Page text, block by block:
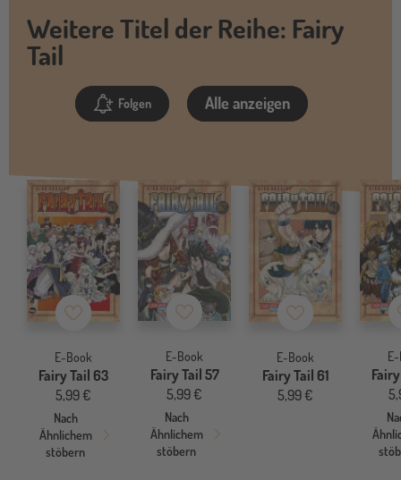
Weitere Titel der Reihe: Fairy
Tail
Folgen Alle anzeigen
Merkzettel
E-Book
Fairy Tail 63
5,99 €
Nach
Ähnlichem
stöbern
Merkzettel
E-Book
Fairy Tail 57
5,99 €
Nach
Ähnlichem
stöbern
Merkzettel
E-Book
Fairy Tail 61
5,99 €